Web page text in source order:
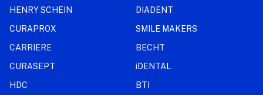
HENRY SCHEIN
CURAPROX
CARRIERE
CURASEPT
HDC
DIADENT
SMILE MAKERS
BECHT
iDENTAL
BTI